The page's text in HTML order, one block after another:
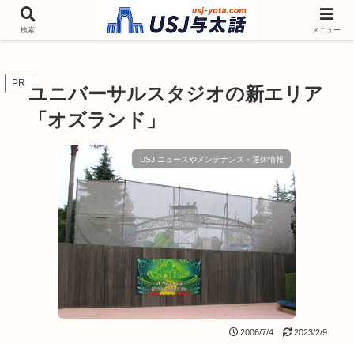
チケットやシーズンイベント ニンテンドーワールド アトラクションなどユニ
バを歩いて情報収集しています
PR ユニバーサルスタジオの新エリア
「オズランド」
USJ ニュースやメンテナンス・運休情報
2006/7/4 2023/2/9
検索 メニュー